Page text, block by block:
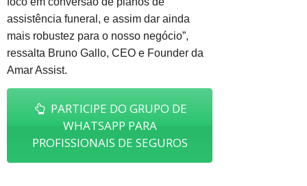
assistência funeral, e assim dar ainda
mais robustez para o nosso negócio”,
ressalta Bruno Gallo, CEO e Founder da
Amar Assist.
PARTICIPE DO GRUPO DE
WHATSAPP PARA
PROFISSIONAIS DE SEGUROS